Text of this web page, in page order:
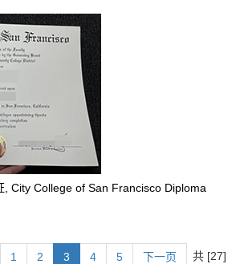
, City College of San Francisco Diploma
1 2 3 4 5 下一页
共 [27]